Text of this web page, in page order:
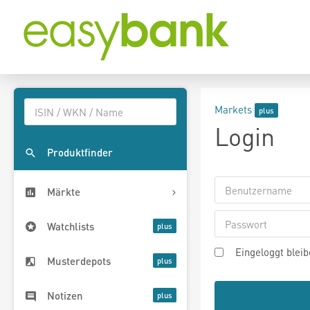
Produktfinder
Märkte
Watchlists
Musterdepots
Notizen
Markets
Login
Eingeloggt